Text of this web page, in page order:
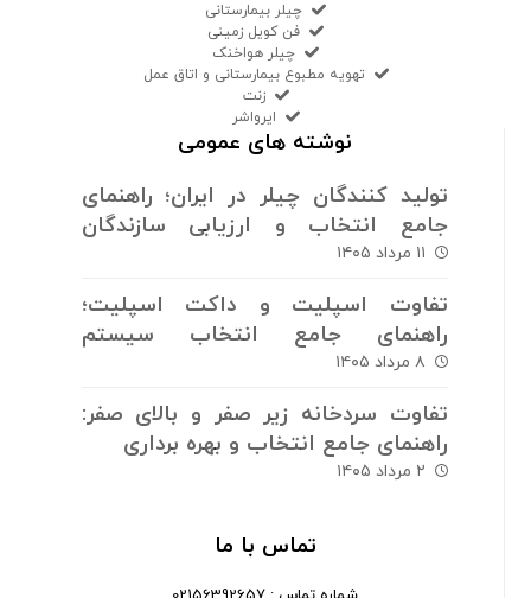
چیلر بیمارستانی
فن کویل زمینی
چیلر هواخنک
تهویه مطبوع بیمارستانی و اتاق عمل
زنت
ایرواشر
نوشته های عمومی
تولید کنندگان چیلر در ایران؛ راهنمای
جامع انتخاب و ارزیابی سازندگان
سیستم های برودتی
۱۱ مرداد ۱۴۰۵
تفاوت اسپلیت و داکت اسپلیت؛
راهنمای جامع انتخاب سیستم
سرمایش و گرمایش
۸ مرداد ۱۴۰۵
تفاوت سردخانه زیر صفر و بالای صفر:
راهنمای جامع انتخاب و بهره برداری
۲ مرداد ۱۴۰۵
تماس با ما